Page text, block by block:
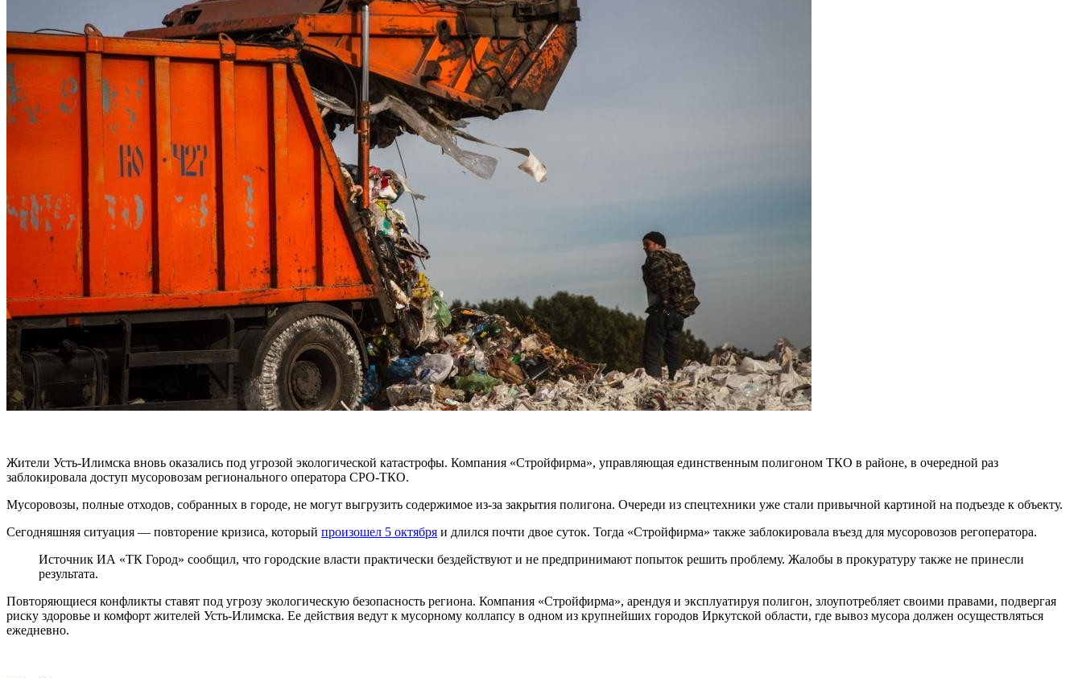
Жители Усть-Илимска вновь оказались под угрозой экологической катастрофы. Компания «Стройфирма», управляющая единственным полигоном ТКО в районе, в очередной раз
заблокировала доступ мусоровозам регионального оператора СРО-ТКО.
Мусоровозы, полные отходов, собранных в городе, не могут выгрузить содержимое из-за закрытия полигона. Очереди из спецтехники уже стали привычной картиной на подъезде к объекту.
Сегодняшняя ситуация — повторение кризиса, который произошел 5 октября и длился почти двое суток. Тогда «Стройфирма» также заблокировала въезд для мусоровозов регоператора.
Источник ИА «ТК Город» сообщил, что городские власти практически бездействуют и не предпринимают попыток решить проблему. Жалобы в прокуратуру также не принесли
результата.
Повторяющиеся конфликты ставят под угрозу экологическую безопасность региона. Компания «Стройфирма», арендуя и эксплуатируя полигон, злоупотребляет своими правами, подвергая
риску здоровье и комфорт жителей Усть-Илимска. Ее действия ведут к мусорному коллапсу в одном из крупнейших городов Иркутской области, где вывоз мусора должен осуществляться
ежедневно.